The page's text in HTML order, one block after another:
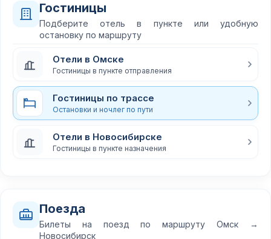
Гостиницы
Подберите отель в пункте или удобную
остановку по маршруту
Отели в Омске
Гостиницы в пункте отправления
Гостиницы по трассе
Остановки и ночлег по пути
Отели в Новосибирске
Гостиницы в пункте назначения
Поезда
Билеты на поезд по маршруту Омск →
Новосибирск